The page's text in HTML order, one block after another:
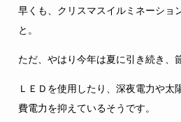
早くも、クリスマスイルミネーショ
と。
ただ、やはり今年は夏に引き続き、
ＬＥＤを使用したり、深夜電力や太
費電力を抑えているそうです。